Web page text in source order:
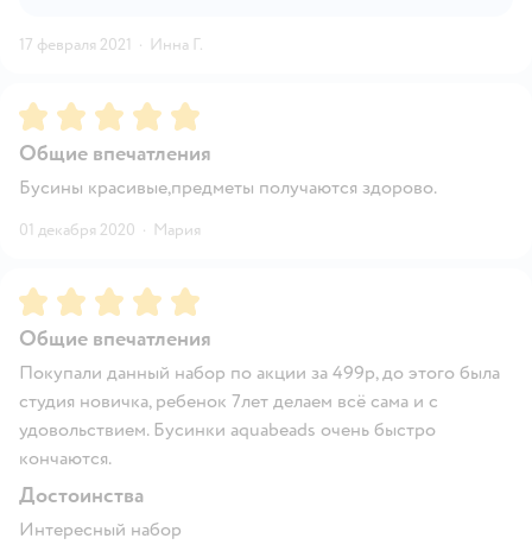
17 февраля 2021 · Инна Г.
Рейтинг:5
Общие впечатления
Бусины красивые,предметы получаются здорово.
01 декабря 2020 · Мария
Рейтинг:5
Общие впечатления
Покупали данный набор по акции за 499р, до этого была
студия новичка, ребенок 7лет делаем всё сама и с
удовольствием. Бусинки aquabeads очень быстро
кончаются.
Достоинства
Интересный набор